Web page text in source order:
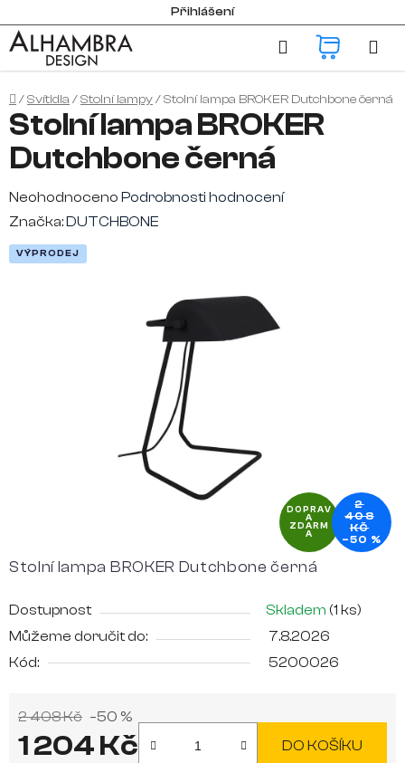
na
obsah
Přihlášení
Hledat
Domů
/Svítidla /Stolní lampy/Stolní lampa BROKER Dutchbone černá
Stolní lampa BROKER Dutchbone černá
Dostupnost Skladem (1 ks)
Můžeme doručit do:
7.8.2026
Kód:
5200026
2 408 Kč –50 %
1 204 Kč DO KOŠÍKU
Stolní lampa BROKER
Dutchbone černá
Průměrné
hodnocení
produktu
Neohodnoceno Podrobnosti hodnocení
Značka:DUTCHBONE
VÝPRODEJ
DOPRAV
A
ZDARM
A
2
408
KČ
–50 %